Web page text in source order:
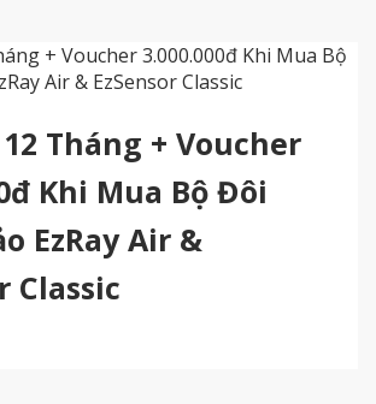
Tháng + Voucher
Khi Mua Bộ Đôi
EzRay Air &
Classic